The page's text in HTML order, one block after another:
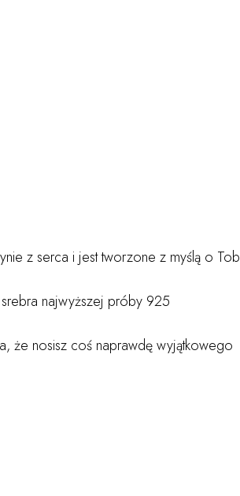
z serca i jest tworzone z myślą o
najwyższej próby 925
że nosisz coś naprawdę wyjątkowego